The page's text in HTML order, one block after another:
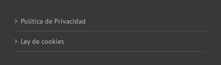
Política de Privacidad
Ley de cookies